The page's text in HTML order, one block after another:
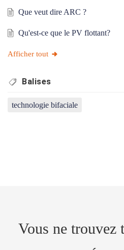
Que veut dire ARC ?
Qu'est-ce que le PV flottant?
Afficher tout
Balises
technologie bifaciale